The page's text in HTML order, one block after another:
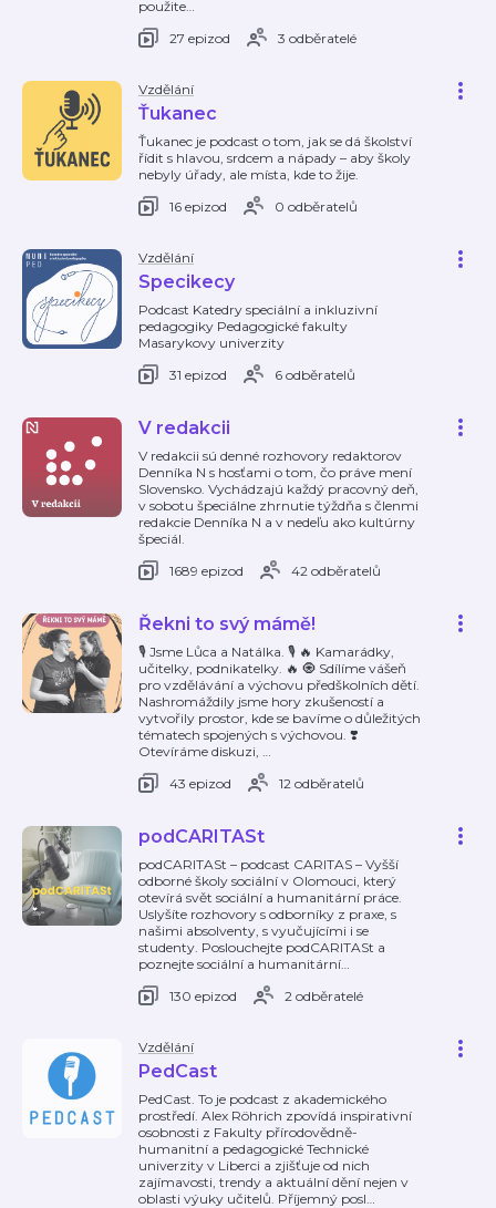
použite…
27 epizod
3 odběratelé
Vzdělání
Ťukanec
Ťukanec je podcast o tom, jak se dá školství
řídit s hlavou, srdcem a nápady – aby školy
nebyly úřady, ale místa, kde to žije.
16 epizod
0 odběratelů
Vzdělání
Specikecy
Podcast Katedry speciální a inkluzivní
pedagogiky Pedagogické fakulty
Masarykovy univerzity
31 epizod
6 odběratelů
V redakcii
V redakcii sú denné rozhovory redaktorov
Denníka N s hosťami o tom, čo práve mení
Slovensko. Vychádzajú každý pracovný deň,
v sobotu špeciálne zhrnutie týždňa s členmi
redakcie Denníka N a v nedeľu ako kultúrny
špeciál.
1689 epizod
42 odběratelů
Řekni to svý mámě!
🎙️ Jsme Lůca a Natálka. 🎙️ 🔥 Kamarádky,
učitelky, podnikatelky. 🔥 🧿 Sdílíme vášeň
pro vzdělávání a výchovu předškolních dětí.
Nashromáždily jsme hory zkušeností a
vytvořily prostor, kde se bavíme o důležitých
tématech spojených s výchovou. ❣️
Otevíráme diskuzi, …
43 epizod
12 odběratelů
podCARITASt
podCARITASt – podcast CARITAS – Vyšší
odborné školy sociální v Olomouci, který
otevírá svět sociální a humanitární práce.
Uslyšíte rozhovory s odborníky z praxe, s
našimi absolventy, s vyučujícími i se
studenty. Poslouchejte podCARITASt a
poznejte sociální a humanitární…
130 epizod
2 odběratelé
Vzdělání
PedCast
PedCast. To je podcast z akademického
prostředí. Alex Röhrich zpovídá inspirativní
osobnosti z Fakulty přírodovědně-
humanitní a pedagogické Technické
univerzity v Liberci a zjišťuje od nich
zajímavosti, trendy a aktuální dění nejen v
oblasti výuky učitelů. Příjemný posl…